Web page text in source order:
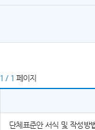
1 / 1 페이지
단체표준안 서식 및 작성방